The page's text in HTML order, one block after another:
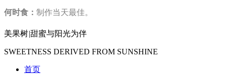
何时食： 制作当天最佳。
美果树|甜蜜与阳光为伴
SWEETNESS DERIVED FROM SUNSHINE
首页